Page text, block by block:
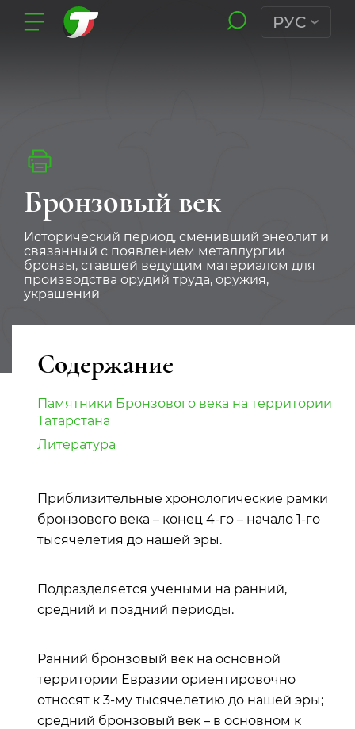
РУС
Бронзовый век
Исторический период, сменивший энеолит и
связанный с появлением металлургии
бронзы, ставшей ведущим материалом для
производства орудий труда, оружия,
украшений
Содержание
Памятники Бронзового века на территории
Татарстана
Литература
Приблизительные хронологические рамки
бронзового века – конец 4-го – начало 1-го
тысячелетия до нашей эры.
Подразделяется учеными на ранний,
средний и поздний периоды.
Ранний бронзовый век на основной
территории Евразии ориентировочно
относят к 3-му тысячелетию до нашей эры;
средний бронзовый век – в основном к